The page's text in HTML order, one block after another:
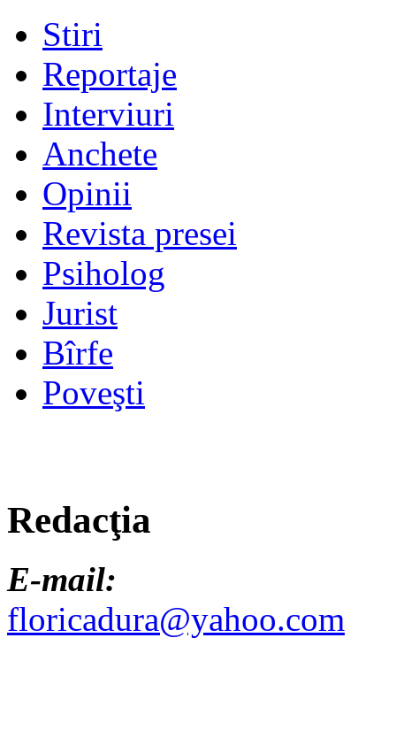
Stiri
Reportaje
Interviuri
Anchete
Opinii
Revista presei
Psiholog
Jurist
Bîrfe
Poveşti
Redacţia
E-mail:
floricadura@yahoo.com